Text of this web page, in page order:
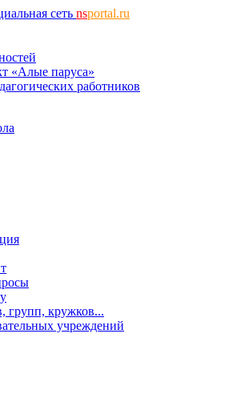
сеть nsportal.ru
«Алые паруса»
работников
групп, кружков...
учреждений